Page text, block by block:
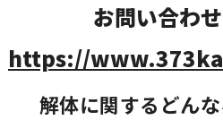
お問い合わ
https://
解体に関するどん